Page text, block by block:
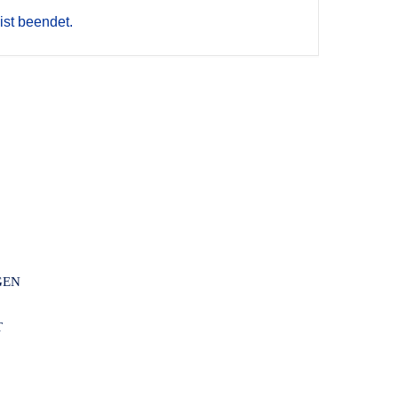
beendet.